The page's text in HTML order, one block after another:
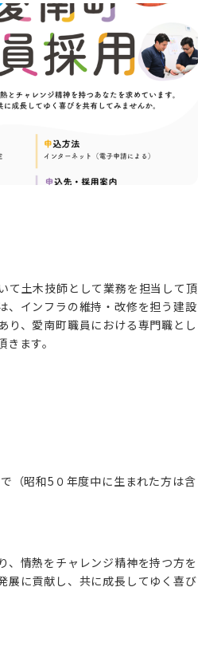
て土木技師として業務を担当して頂
、インフラの維持・改修を担う建設
り、愛南町職員における専門職とし
ます。
で（昭和5０年度中に生まれた方は含
、情熱をチャレンジ精神を持つ方を
展に貢献し、共に成長してゆく喜び